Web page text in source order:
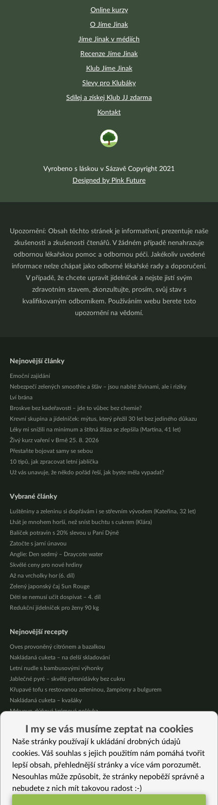
Online kurzy
O Jíme Jinak
Jíme Jinak v médiích
Recenze Jíme Jinak
Klub Jíme Jinak
Slevy pro Klubáky
Sdílej a získej Klub JJ zdarma
Kontakt
Vyrobeno s láskou v Sázavě Copyright 2021
Designed by Pink Future
Upozornění: Obsah těchto stránek je informativní, prezentuje naše
zkušenosti a zkušenosti čtenářů. V žádném případě nenahrazuje
odbornou lékařskou pomoc a odbornou péči. Jakékoliv uvedené
informace nelze chápat jako odborné lékařské rady a doporučení.
V případě, že chcete upravit jídelníček a nejste jistí svým
zdravotním stavem, zkonzultujte, prosím, svůj stav s
kvalifikovaným odborníkem. Používáním webu berete toto
upozornění na vědomí.
Nejnovější články
Emoční zajídání
Nebezpečí zelených smoothie a šťáv – jsou nabité živinami, ale i riziky
Lví brána
Broskve bez kadeřavosti – jde to vůbec bez chemie?
Krevní skupina a jídelníček: mýtus, který přežil 30 let bez jediného důkazu
Léky mi snížili na minimum a štítná žláza se zlepšila (Martina, 41 let)
Živý kurz vaření v Brně 25. 8. 2026
Přestaňte bojovat samy se sebou
10 tipů, jak zpracovat letní jablíčka
Už vás unavuje, že někdo pořád řeší, jak byste měla vypadat?
Vybrané články
Luštěniny a zeleninu si dopřávám i se střevním vývodem (Kateřina, 32 let)
Lhát je mnohem horší, než sníst buchtu s cukrem (Klára)
Balíček potravin s 20% slevou u Paní Dýně
Zatočte s jarní únavou
Anglie: Den sedmý – Draycote water
Skvělé ceny pro nové hrdiny
Až na vrcholky hor (6. díl)
Zelený japonský čaj Sun Rouge
Děti se nemusí učit dospívat – 4. díl
Redukční jídelníček pro ženy 90 kg
Nejnovější recepty
Oves provoněný citrónem a bazalkou
Nakládaná cuketa – na delší skladování
Letní nudle s bambusovými výhonky
Jablečné pyré – skvělé přesnídávky bez cukru
Křupavé tofu s restovanou zeleninou, žampiony a bulgurem
Nakládaná cuketa – kvašáky
Mrkvovo-dýňová krémová polévka
Osvěžující čaj s citronovými bylinkami
Nepečený jablečný dort s rybízem
Vybrané recepty
Tortilla s pečenými batáty a tofu dipem
Fazolovo-dýňová HIT polévka
I my se vás musíme zeptat na cookies
Naše stránky používají k ukládání drobných údajů
cookies. Váš souhlas s jejich použitím nám pomáhá tvořit
lepší obsah, přehlednější stránky a více vám porozumět.
Nesouhlas může způsobit, že stránky nepoběží správně a
nebudete z nich mít takovou radost :-)